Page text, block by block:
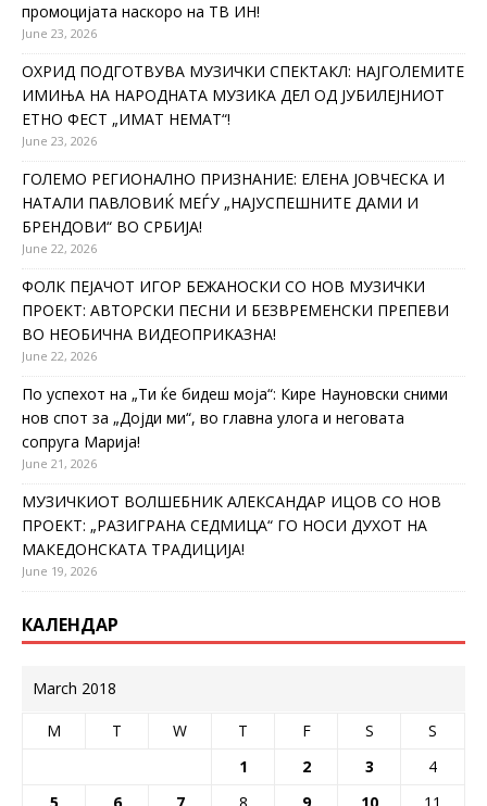
промоцијата наскоро на ТВ ИН!
June 23, 2026
ОХРИД ПОДГОТВУВА МУЗИЧКИ СПЕКТАКЛ: НАЈГОЛЕМИТЕ
ИМИЊА НА НАРОДНАТА МУЗИКА ДЕЛ ОД ЈУБИЛЕЈНИОТ
ЕТНО ФЕСТ „ИМАТ НЕМАТ“!
June 23, 2026
ГОЛЕМО РЕГИОНАЛНО ПРИЗНАНИЕ: ЕЛЕНА ЈОВЧЕСКА И
НАТАЛИ ПАВЛОВИЌ МЕЃУ „НАЈУСПЕШНИТЕ ДАМИ И
БРЕНДОВИ“ ВО СРБИЈА!
June 22, 2026
ФОЛК ПЕЈАЧОТ ИГОР БЕЖАНОСКИ СО НОВ МУЗИЧКИ
ПРОЕКТ: АВТОРСКИ ПЕСНИ И БЕЗВРЕМЕНСКИ ПРЕПЕВИ
ВО НЕОБИЧНА ВИДЕОПРИКАЗНА!
June 22, 2026
По успехот на „Ти ќе бидеш моја“: Кире Науновски сними
нов спот за „Дојди ми“, во главна улога и неговата
сопруга Марија!
June 21, 2026
МУЗИЧКИОТ ВОЛШЕБНИК АЛЕКСАНДАР ИЦОВ СО НОВ
ПРОЕКТ: „РАЗИГРАНА СЕДМИЦА“ ГО НОСИ ДУХОТ НА
МАКЕДОНСКАТА ТРАДИЦИЈА!
June 19, 2026
КАЛЕНДАР
March 2018
M T W T F S
S
1
2 3
4